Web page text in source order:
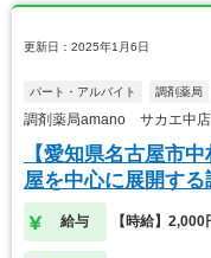
更新日：2025年1月6日
パート・アルバイト 調剤薬局
調剤薬局amano サカエ中
【愛知県名古屋市
屋を中心に展開する
給与 【時給】